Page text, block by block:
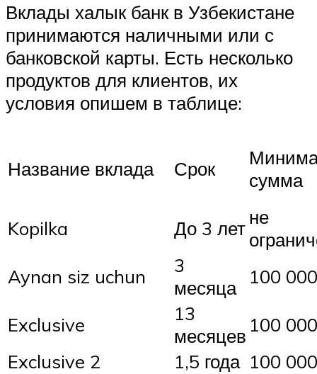
Вклады халык банк в Узбекистане
принимаются наличными или с
банковской карты. Есть несколько
продуктов для клиентов, их
условия опишем в таблице:
Название вклада Срок
сумма
Kopilka До 3 летне
Aynan siz uchun
3
месяца
100
Exclusive
13
месяцев 100
Exclusive 2
1,5 года 100